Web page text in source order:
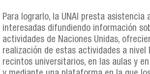
Para lograrlo, la UNAI presta asistencia
interesadas difundiendo información
actividades de Naciones Unidas,
realización de estas actividades a nivel
recintos universitarios, en las aulas y